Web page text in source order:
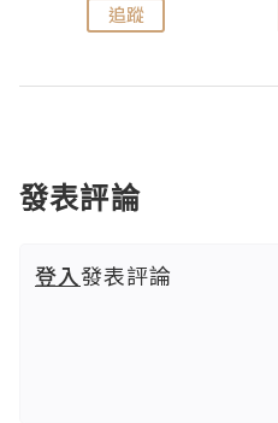
追蹤
發表評論
登入發表評論